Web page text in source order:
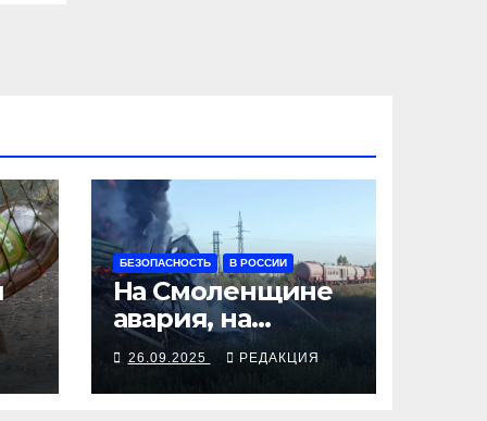
БЕЗОПАСНОСТЬ В РОССИИ
На Смоленщине
авария, на
Псковщине
взрыв
26.09.2025 РЕДАКЦИЯ